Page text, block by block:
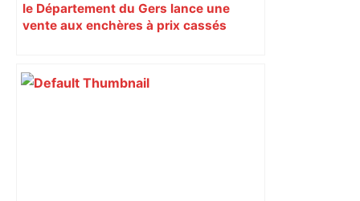
le Département du Gers lance une
vente aux enchères à prix cassés